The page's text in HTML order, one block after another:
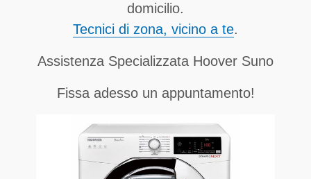
domicilio.
Tecnici di zona, vicino a te.
Assistenza Specializzata Hoover Suno
Fissa adesso un appuntamento!